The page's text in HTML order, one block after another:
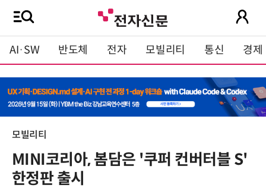
AI·SW 반도체 전자 모빌리티 통신 경제
모빌리티
MINI코리아, 봄담은 '쿠퍼 컨버터블 S'
한정판 출시